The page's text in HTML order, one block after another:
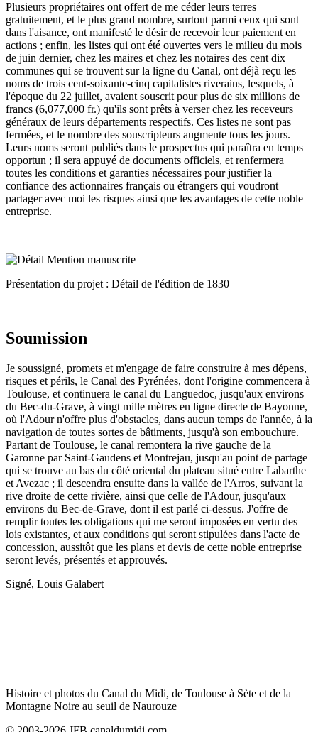
Plusieurs propriétaires ont offert de me céder leurs terres
gratuitement, et le plus grand nombre, surtout parmi ceux qui sont
dans l'aisance, ont manifesté le désir de recevoir leur paiement en
actions ; enfin, les listes qui ont été ouvertes vers le milieu du mois
de juin dernier, chez les maires et chez les notaires des cent dix
communes qui se trouvent sur la ligne du Canal, ont déjà reçu les
noms de trois cent-soixante-cinq capitalistes riverains, lesquels, à
l'époque du 22 juillet, avaient souscrit pour plus de six millions de
francs (6,077,000 fr.) qu'ils sont prêts à verser chez les receveurs
généraux de leurs départements respectifs. Ces listes ne sont pas
fermées, et le nombre des souscripteurs augmente tous les jours.
Leurs noms seront publiés dans le prospectus qui paraîtra en temps
opportun ; il sera appuyé de documents officiels, et renfermera
toutes les conditions et garanties nécessaires pour justifier la
confiance des actionnaires français ou étrangers qui voudront
partager avec moi les risques ainsi que les avantages de cette noble
entreprise.
Présentation du projet : Détail de l'édition de 1830
Soumission
Je soussigné, promets et m'engage de faire construire à mes dépens,
risques et périls, le Canal des Pyrénées, dont l'origine commencera à
Toulouse, et continuera le canal du Languedoc, jusqu'aux environs
du Bec-du-Grave, à vingt mille mètres en ligne directe de Bayonne,
où l'Adour n'offre plus d'obstacles, dans aucun temps de l'année, à la
navigation de toutes sortes de bâtiments, jusqu'à son embouchure.
Partant de Toulouse, le canal remontera la rive gauche de la
Garonne par Saint-Gaudens et Montrejau, jusqu'au point de partage
qui se trouve au bas du côté oriental du plateau situé entre Labarthe
et Avezac ; il descendra ensuite dans la vallée de l'Arros, suivant la
rive droite de cette rivière, ainsi que celle de l'Adour, jusqu'aux
environs du Bec-de-Grave, dont il est parlé ci-dessus. J'offre de
remplir toutes les obligations qui me seront imposées en vertu des
lois existantes, et aux conditions qui seront stipulées dans l'acte de
concession, aussitôt que les plans et devis de cette noble entreprise
seront levés, présentés et approuvés.
Signé, Louis Galabert
Histoire et photos du Canal du Midi, de Toulouse à Sète et de la
Montagne Noire au seuil de Naurouze